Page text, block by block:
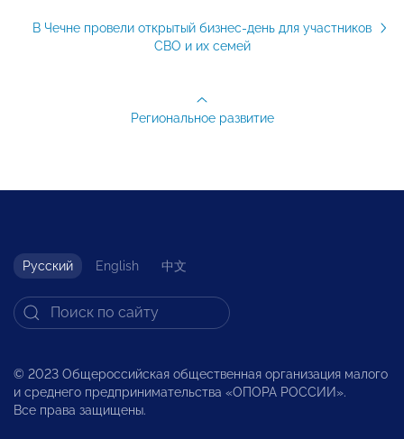
В Чечне провели открытый бизнес-день для участников
СВО и их семей
Региональное развитие
Русский English 中文
© 2023 Общероссийская общественная организация малого
и среднего предпринимательства «ОПОРА РОССИИ».
Все права защищены.